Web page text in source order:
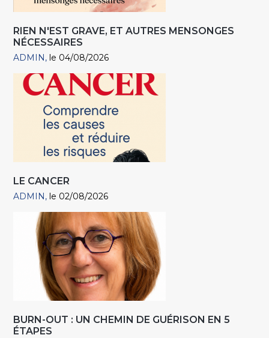
RIEN N'EST GRAVE, ET AUTRES MENSONGES
NÉCESSAIRES
ADMIN le 04/08/2026
LE CANCER
ADMIN le 02/08/2026
BURN-OUT : UN CHEMIN DE GUÉRISON EN 5
ÉTAPES